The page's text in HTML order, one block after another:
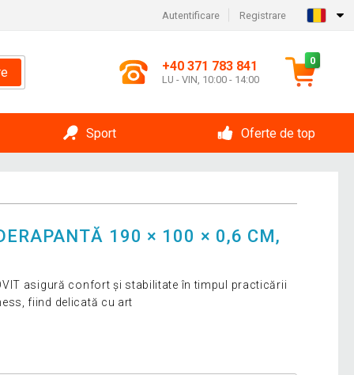
Autentificare Registrare
+40 371 783 841
LU - VIN, 10:00 - 14:00
0
Sport Oferte de top
190 × 100 × 0,6 CM,
asigură confort și stabilitate în timpul practicării
fiind delicată cu art